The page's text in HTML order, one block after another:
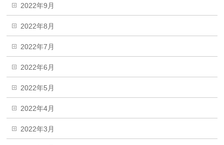
2022年9月
2022年8月
2022年7月
2022年6月
2022年5月
2022年4月
2022年3月